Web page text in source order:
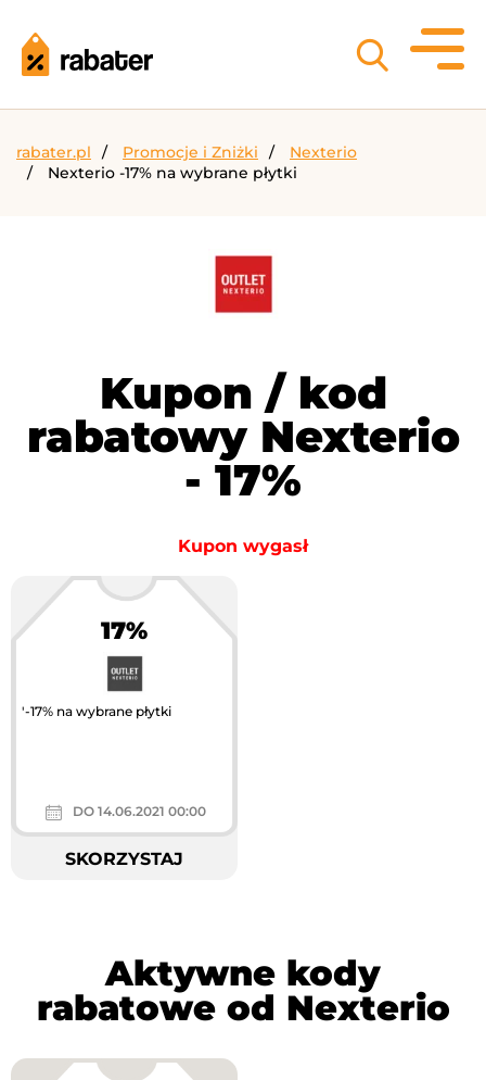
rabater.pl Promocje i Zniżki
Nexterio
Nexterio -17% na wybrane płytki
Kupon / kod
rabatowy Nexterio
- 17%
Kupon wygasł
17%
'-17% na wybrane płytki
DO 14.06.2021 00:00
SKORZYSTAJ
Aktywne kody
rabatowe od Nexterio